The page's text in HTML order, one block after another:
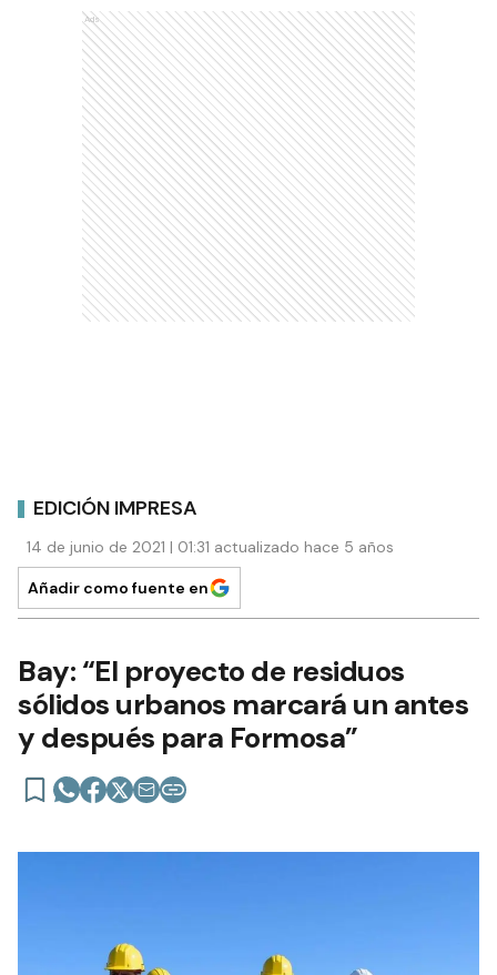
Ads
EDICIÓN IMPRESA
14 de junio de 2021 | 01:31 actualizado hace 5 años
Añadir como fuente en
Bay: “El proyecto de residuos
sólidos urbanos marcará un antes
y después para Formosa”